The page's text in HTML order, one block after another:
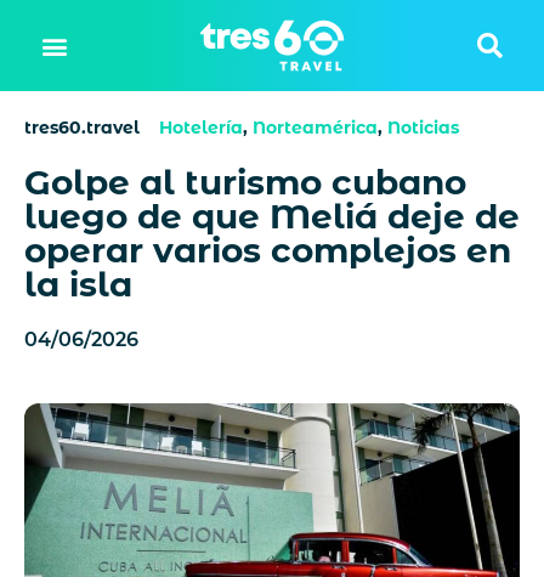
tres60.travel Hotelería, Norteamérica, Noticias
Golpe al turismo cubano
luego de que Meliá deje de
operar varios complejos en
la isla
04/06/2026